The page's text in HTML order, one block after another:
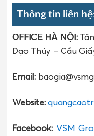
Thông tin liên
OFFICE HÀ NỘI:
Đạo Thúy – Cầu
Email:
Website:
Facebook: VSM